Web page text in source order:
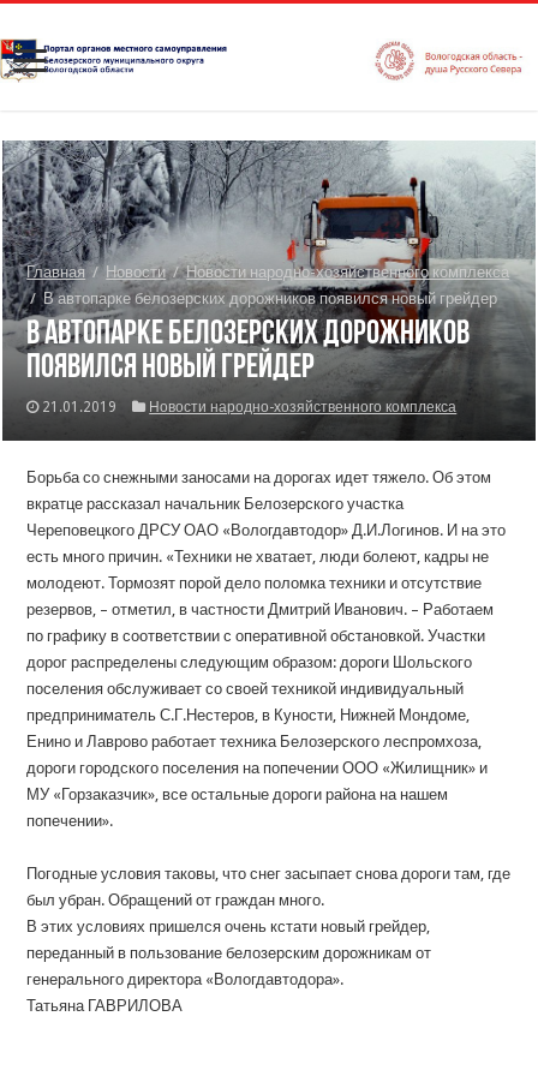
Главная / Новости / Новости народно-хозяйственного комплекса
/ В автопарке белозерских дорожников появился новый грейдер
В автопарке белозерских дорожников
появился новый грейдер
21.01.2019 Новости народно-хозяйственного комплекса
Борьба со снежными заносами на дорогах идет тяжело. Об этом
вкратце рассказал начальник Белозерского участка
Череповецкого ДРСУ ОАО «Вологдавтодор» Д.И.Логинов. И на это
есть много причин. «Техники не хватает, люди болеют, кадры не
молодеют. Тормозят порой дело поломка техники и отсутствие
резервов, – отметил, в частности Дмитрий Иванович. – Работаем
по графику в соответствии с оперативной обстановкой. Участки
дорог распределены следующим образом: дороги Шольского
поселения обслуживает со своей техникой индивидуальный
предприниматель С.Г.Нестеров, в Куности, Нижней Мондоме,
Енино и Лаврово работает техника Белозерского леспромхоза,
дороги городского поселения на попечении ООО «Жилищник» и
МУ «Горзаказчик», все остальные дороги района на нашем
попечении».
Погодные условия таковы, что снег засыпает снова дороги там, где
был убран. Обращений от граждан много.
В этих условиях пришелся очень кстати новый грейдер,
переданный в пользование белозерским дорожникам от
генерального директора «Вологдавтодора».
Татьяна ГАВРИЛОВА